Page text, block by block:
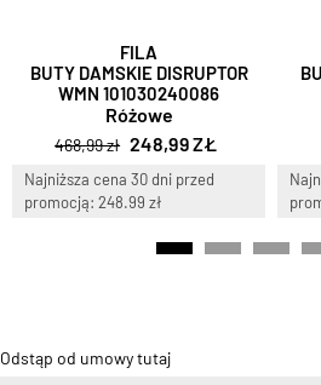
FILA
BUTY DAMSKIE DISRUPTOR
WMN 101030240086
Różowe
468,99 zł 248,99 ZŁ
Najniższa cena 30 dni przed
promocją: 248.99 zł
Odstąp od umowy tutaj